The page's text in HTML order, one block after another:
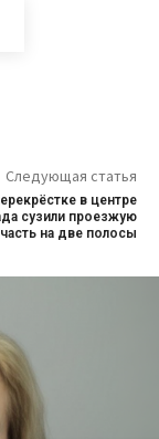
Следующая статья
в центре
сузили проезжую
часть на две полосы